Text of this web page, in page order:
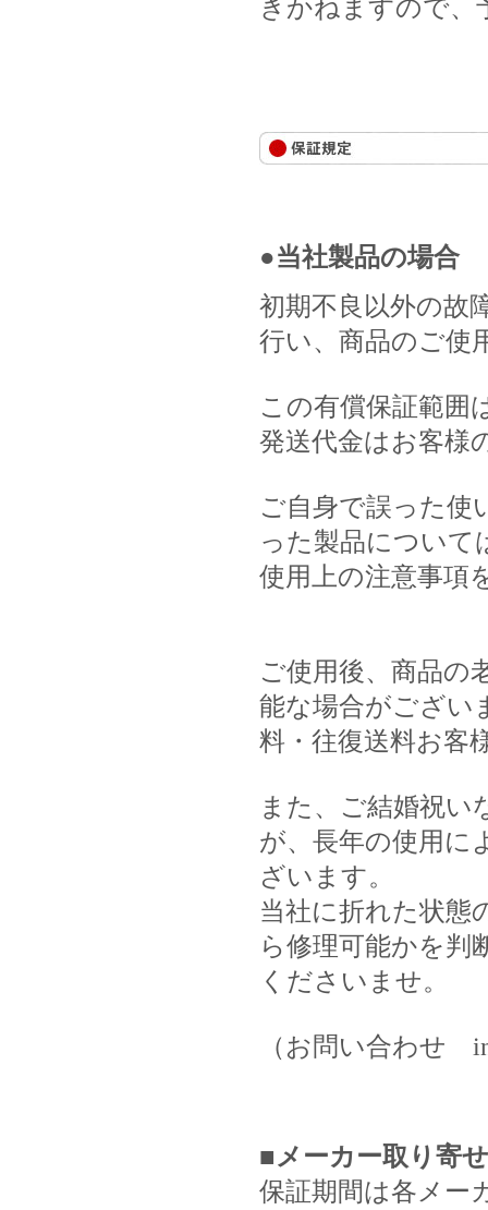
きかねますので、
●当社製品の場合
初期不良以外の故
行い、商品のご使
この有償保証範囲
発送代金はお客様
ご自身で誤った使
った製品について
使用上の注意事項
ご使用後、商品の
能な場合がござい
料・往復送料お客
また、ご結婚祝い
が、長年の使用に
ざいます。
当社に折れた状態
ら修理可能かを判
くださいませ。
（お問い合わせ
■メーカー取り寄
保証期間は各メー